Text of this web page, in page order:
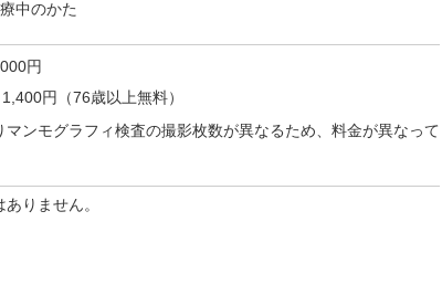
中のかた
円
円（76歳以上無料）
マンモグラフィ検査の撮影枚数が異なるため、料金が異なって
りません。